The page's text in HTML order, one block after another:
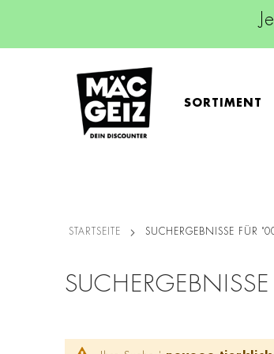
SORTIMENT
STARTSEITE SUCHERGEBNISSE FÜR